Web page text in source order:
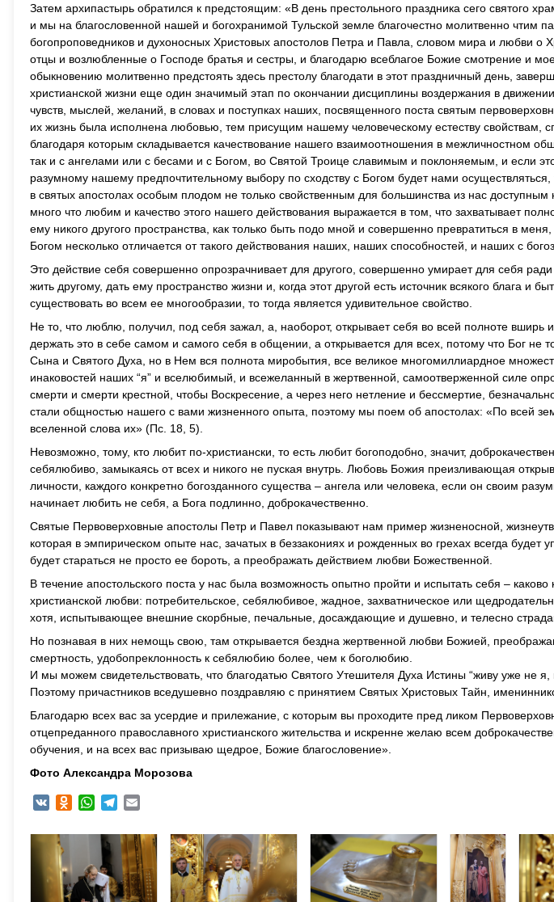
Затем архипастырь обратился к предстоящим: «В день престольного праздника сего святого
и мы на благословенной нашей и богохранимой Тульской земле благочестно молитвенно чтим
богопроповедников и духоносных Христовых апостолов Петра и Павла, словом мира и любви о
отцы и возлюбленные о Господе братья и сестры, и благодарю всеблагое Божие смотрение и
обыкновению молитвенно предстоять здесь престолу благодати в этот праздничный день,
христианской жизни еще один значимый этап по окончании дисциплины воздержания в
чувств, мыслей, желаний, в словах и поступках наших, посвященного поста святым
их жизнь была исполнена любовью, тем присущим нашему человеческому естеству свойствам,
благодаря которым складывается качествование нашего взаимоотношения в межличностном
так и с ангелами или с бесами и с Богом, во Святой Троице славимым и поклоняемым, и если
разумному нашему предпочтительному выбору по сходству с Богом будет нами осуществляться,
в святых апостолах особым плодом не только свойственным для большинства из нас
много что любим и качество этого нашего действования выражается в том, что захватывает
ему никого другого пространства, как только быть подо мной и совершенно превратиться в
Богом несколько отличается от такого действования наших, наших способностей, и наших с
Это действие себя совершенно опрозрачнивает для другого, совершенно умирает для себя
жить другому, дать ему пространство жизни и, когда этот другой есть источник всякого блага и
существовать во всем ее многообразии, то тогда является удивительное свойство.
Не то, что люблю, получил, под себя зажал, а, наоборот, открывает себя во всей полноте вширь
держать это в себе самом и самого себя в общении, а открывается для всех, потому что Бог не
Сына и Святого Духа, но в Нем вся полнота миробытия, все великое многомиллиардное
инаковостей наших “я” и вселюбимый, и всежеланный в жертвенной, самоотверженной силе
смерти и смерти крестной, чтобы Воскресение, а через него нетление и бессмертие,
стали общностью нашего с вами жизненного опыта, поэтому мы поем об апостолах: «По всей
вселенной слова их» (Пс. 18, 5).
Невозможно, тому, кто любит по-христиански, то есть любит богоподобно, значит,
себялюбиво, замыкаясь от всех и никого не пуская внутрь. Любовь Божия преизливающая
личности, каждого конкретно богозданного существа – ангела или человека, если он своим
начинает любить не себя, а Бога подлинно, доброкачественно.
Святые Первоверховные апостолы Петр и Павел показывают нам пример жизненосной,
которая в эмпирическом опыте нас, зачатых в беззакониях и рожденных во грехах всегда
будет стараться не просто ее бороть, а преображать действием любви Божественной.
В течение апостольского поста у нас была возможность опытно пройти и испытать себя –
христианской любви: потребительское, себялюбивое, жадное, захватническое или
хотя, испытывающее внешние скорбные, печальные, досаждающие и душевно, и телесно
Но познавая в них немощь свою, там открывается бездна жертвенной любви Божией,
смертность, удобопреклонность к себялюбию более, чем к боголюбию.
И мы можем свидетельствовать, что благодатью Святого Утешителя Духа Истины “живу уже не я,
Поэтому причастников вседушевно поздравляю с принятием Святых Христовых Тайн,
Благодарю всех вас за усердие и прилежание, с которым вы проходите пред ликом
отцепреданного православного христианского жительства и искренне желаю всем
обучения, и на всех вас призываю щедрое, Божие благословение».
Фото Александра Морозова
VK Odnoklassniki
WhatsAppTelegram